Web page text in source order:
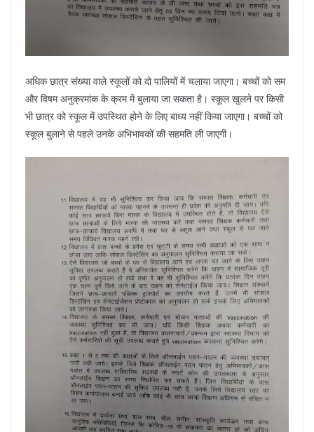
अधिक छात्र संख्या वाले स्कूलों को दो पालियों में चलाया जाएगा। बच्चों को सम
और विषम अनुक्रमांक के क्रम में बुलाया जा सकता है। स्कूल खुलने पर किसी
भी छात्र को स्कूल में उपस्थित होने के लिए बाध्य नहीं किया जाएगा। बच्चों को
स्कूल बुलाने से पहले उनके अभिभावकों की सहमति ली जाएगी।